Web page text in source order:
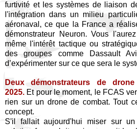
furtivité et les systèmes de liaison
l'intégration dans un milieu
aéronaval, ce que la France a
démonstrateur Neuron. Vous
même l'intérêt tactique ou
des groupes comme Dassault
d’expérimenter sur ce que sera le
Deux démonstrateurs de
2025. Et pour le moment, le FCAS
rien sur un drone de combat. Tout
concept.
S'il fallait aujourd'hui miser sur